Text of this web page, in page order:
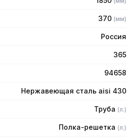
370 (мм)
Россия
365
94658
Нержавеющая сталь aisi 430
Труба (л.)
Полка-решетка (л.)